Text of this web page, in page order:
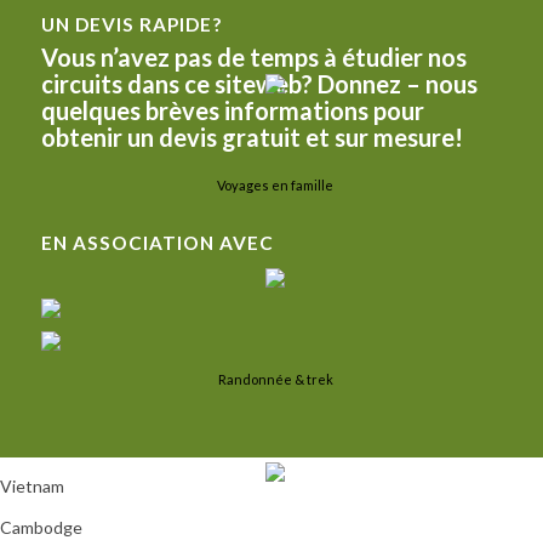
Voyages en famille
Randonnée & trek
UN DEVIS RAPIDE?
Vous n’avez pas de temps à étudier nos
circuits dans ce siteweb? Donnez – nous
quelques brèves informations pour
obtenir un devis gratuit et sur mesure!
EN ASSOCIATION AVEC
Vietnam
Cambodge